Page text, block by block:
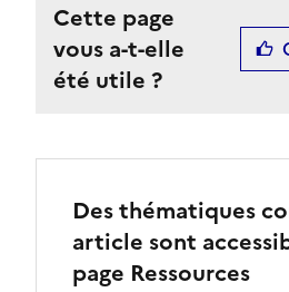
Cette page
vous a-t-elle
été utile ?
Des thématiques
article sont
page Ressources